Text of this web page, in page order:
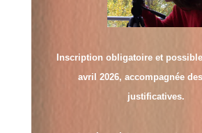
Inscription obligatoire et
avril 2026, accompagnée
justificatives.